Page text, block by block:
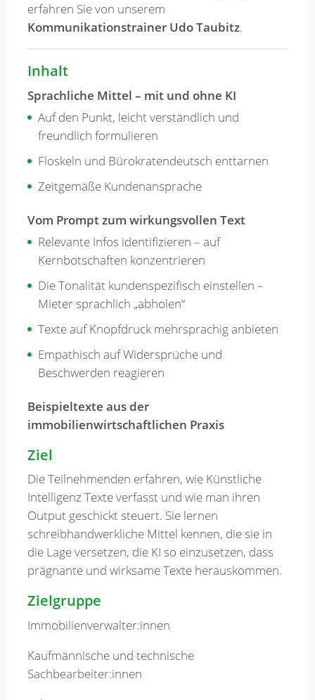
erfahren Sie von unserem
Kommunikationstrainer Udo Taubitz.
Inhalt
Sprachliche Mittel – mit und ohne KI
Auf den Punkt, leicht verständlich und
freundlich formulieren
Floskeln und Bürokratendeutsch enttarnen
Zeitgemäße Kundenansprache
Vom Prompt zum wirkungsvollen Text
Relevante Infos identifizieren – auf
Kernbotschaften konzentrieren
Die Tonalität kundenspezifisch einstellen –
Mieter sprachlich „abholen“
Texte auf Knopfdruck mehrsprachig anbieten
Empathisch auf Widersprüche und
Beschwerden reagieren
Beispieltexte aus der
immobilienwirtschaftlichen Praxis
Ziel
Die Teilnehmenden erfahren, wie Künstliche
Intelligenz Texte verfasst und wie man ihren
Output geschickt steuert. Sie lernen
schreibhandwerkliche Mittel kennen, die sie in
die Lage versetzen, die KI so einzusetzen, dass
prägnante und wirksame Texte herauskommen.
Zielgruppe
Immobilienverwalter:innen
Kaufmännische und technische
Sachbearbeiter:innen